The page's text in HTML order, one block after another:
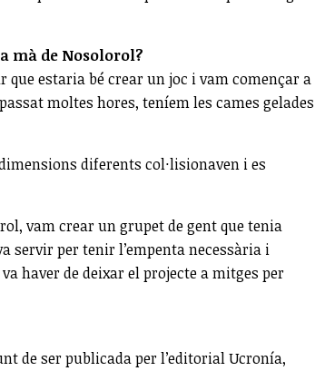
mà de Nosolorol?
que estaria bé crear un joc i vam començar a
moltes hores, teníem les cames gelades
diferents col·lisionaven i es
vam crear un grupet de gent que tenia
servir per tenir l’empenta necessària i
haver de deixar el projecte a mitges per
de ser publicada per l’editorial Ucronía,